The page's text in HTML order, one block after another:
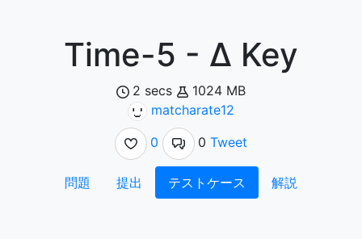
Time-5 - Δ Key
2 secs
1024 MB
matcharate12
0
0 Tweet
問題 提出 テストケース 解説